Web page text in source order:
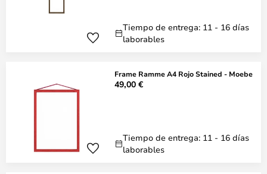
Tiempo de entrega: 11 - 16 días
laborables
Frame Ramme A4 Rojo Stained - Moebe
49,00 €
Tiempo de entrega: 11 - 16 días
laborables